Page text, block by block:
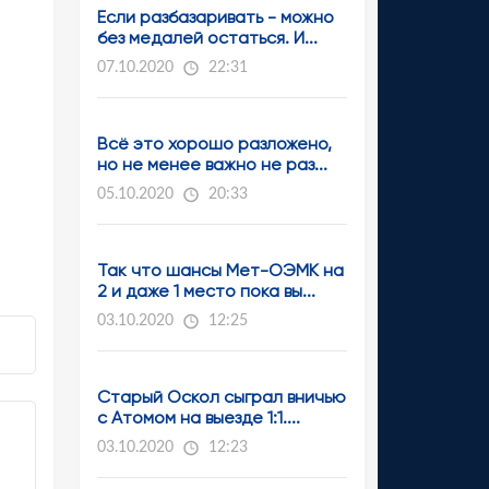
Если разбазаривать - можно
без медалей остаться. И...
07.10.2020 22:31
Всё это хорошо разложено,
но не менее важно не раз...
05.10.2020 20:33
Так что шансы Мет-ОЭМК на
2 и даже 1 место пока вы...
03.10.2020 12:25
Старый Оскол сыграл вничью
с Атомом на выезде 1:1....
03.10.2020 12:23